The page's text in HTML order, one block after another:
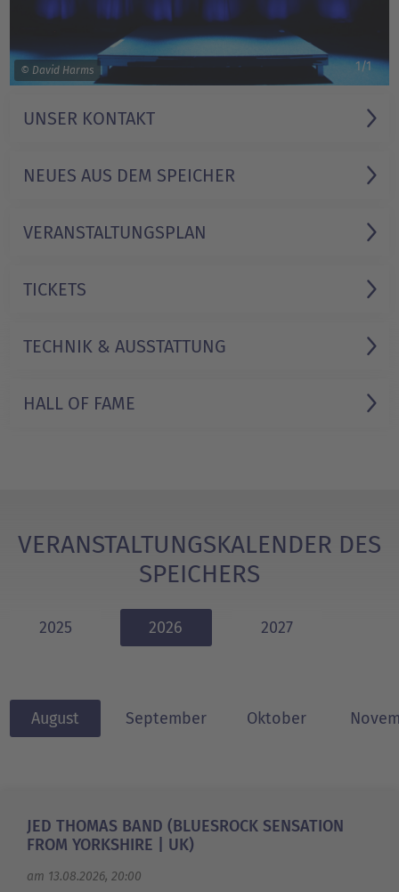
1/1
© David Harms
UNSER KONTAKT
NEUES AUS DEM SPEICHER
VERANSTALTUNGS­PLAN
TICKETS
TECHNIK & AUSSTATTUNG
HALL OF FAME
VERANSTALTUNGSKALENDER DES
SPEICHERS
2025 2026 2027
August September Oktober
JED THOMAS BAND (BLUESROCK SENSATION
FROM YORKSHIRE | UK)
am 13.08.2026, 20:00